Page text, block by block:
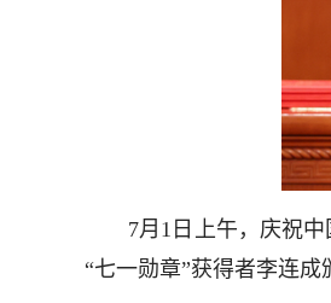
7月1日上午，庆祝中
“七一勋章”获得者李连